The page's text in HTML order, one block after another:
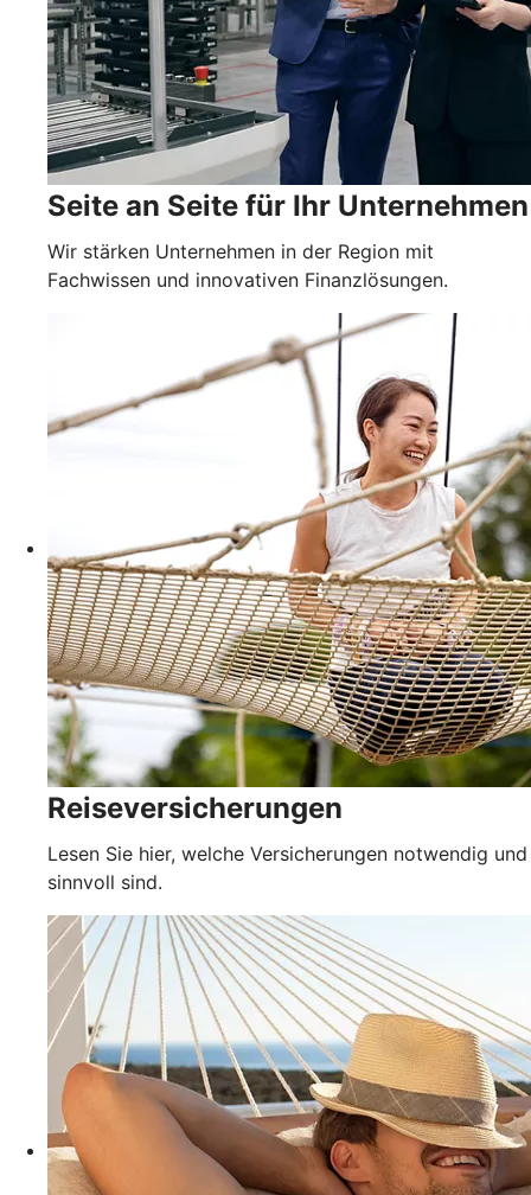
Seite an Seite für Ihr Unternehmen
Wir stärken Unternehmen in der Region mit
Fachwissen und innovativen Finanzlösungen.
Reiseversicherungen
Lesen Sie hier, welche Versicherungen notwendig und
sinnvoll sind.